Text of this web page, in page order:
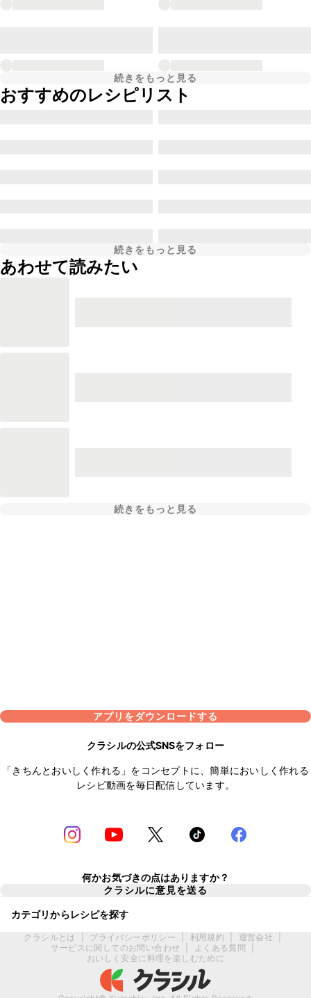
続きをもっと見る
おすすめのレシピリスト
続きをもっと見る
あわせて読みたい
続きをもっと見る
アプリをダウンロードする
クラシルの公式SNSをフォロー
「きちんとおいしく作れる」をコンセプトに、簡単においしく作れる
レシピ動画を毎日配信しています。
何かお気づきの点はありますか？
クラシルに意見を送る
カテゴリからレシピを探す
クラシルとは プライバシーポリシー 利用規約 運営会社
サービスに関してのお問い合わせ
よくある質問
おいしく安全に料理を楽しむために